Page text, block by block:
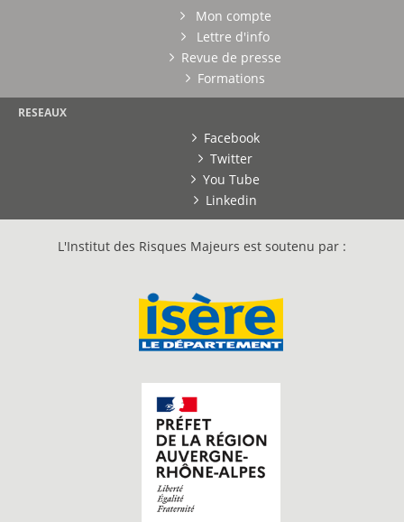
Mon compte
Lettre d'info
Revue de presse
Formations
RESEAUX
Facebook
Twitter
You Tube
Linkedin
L'Institut des Risques Majeurs est soutenu par :